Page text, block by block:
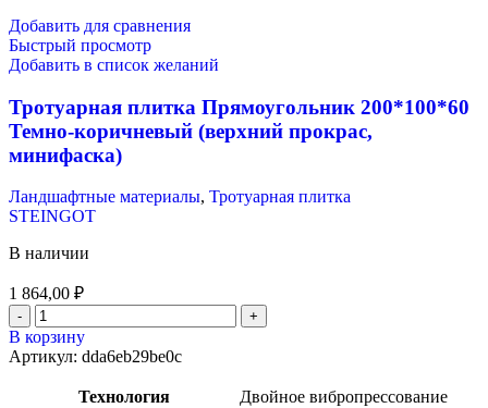
Добавить для сравнения
Быстрый просмотр
Добавить в список желаний
Тротуарная плитка Прямоугольник 200*100*60
Темно-коричневый (верхний прокрас,
минифаска)
Ландшафтные материалы, Тротуарная плитка
STEINGOT
В наличии
1 864,00 ₽
В корзину
Артикул: dda6eb29be0c
Технология Двойное вибропрессование